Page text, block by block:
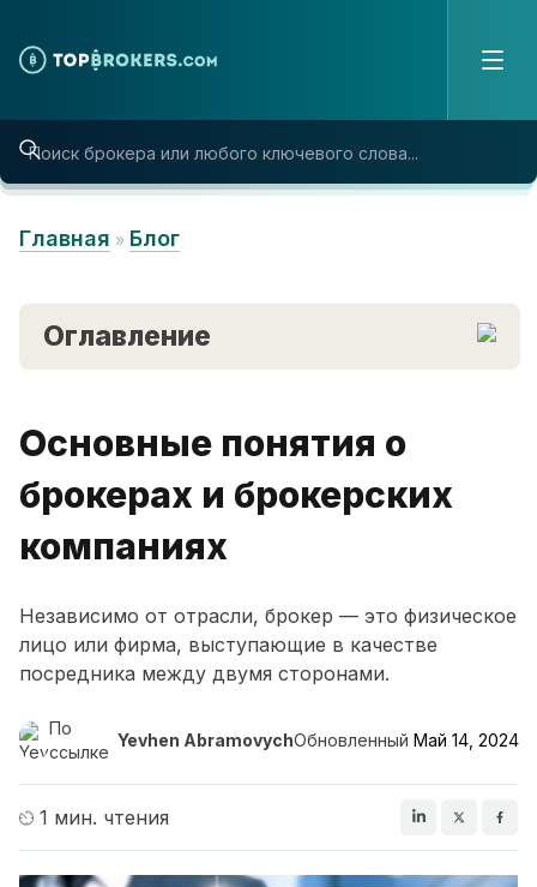
Главная » Блог
Основные понятия о
брокерах и брокерских
компаниях
Независимо от отрасли, брокер — это физическое
лицо или фирма, выступающие в качестве
посредника между двумя сторонами.
По
ссылке
Yevhen AbramovychОбновленный Май 14, 2024
1 мин. чтения
Оглавление